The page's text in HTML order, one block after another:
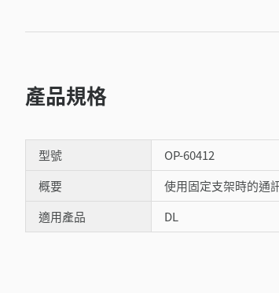
產品規格
型號
OP-60412
概要
使用固定支架時的通
適用產品
DL